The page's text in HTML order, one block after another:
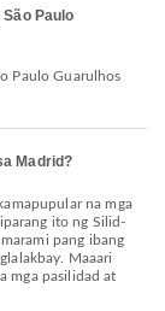
Paulo
Madrid?
na mga
ito ng Silid-
pang ibang
Maaari
mga pasilidad at